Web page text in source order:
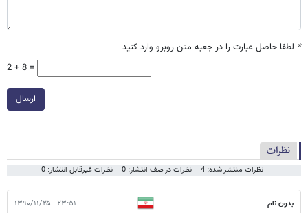
* لطفا حاصل عبارت را در جعبه متن روبرو وارد کنید
2 + 8 =
ارسال
نظرات
نظرات منتشر شده: 4 نظرات در صف انتشار: 0 نظرات غیرقابل انتشار: 0
بدون نام ۲۳:۵۱ - ۱۳۹۰/۱۱/۲۵